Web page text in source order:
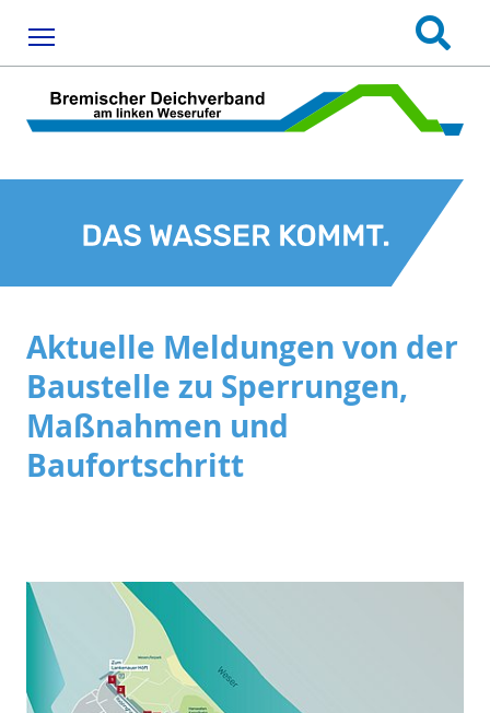
Aktuelle Meldungen von der
Baustelle zu Sperrungen,
Maßnahmen und
Baufortschritt